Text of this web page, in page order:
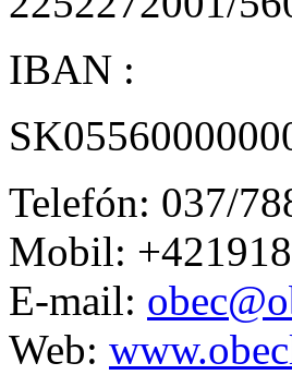
IBAN :
Telefón: 037/
Mobil:
E-mail:
Web: